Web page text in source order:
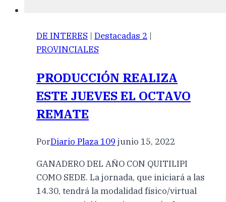
DE INTERES | Destacadas 2 |
PROVINCIALES
PRODUCCIÓN REALIZA
ESTE JUEVES EL OCTAVO
REMATE
PorDiario Plaza 109 junio 15, 2022
GANADERO DEL AÑO CON QUITILIPI
COMO SEDE. La jornada, que iniciará a las
14.30, tendrá la modalidad físico/virtual